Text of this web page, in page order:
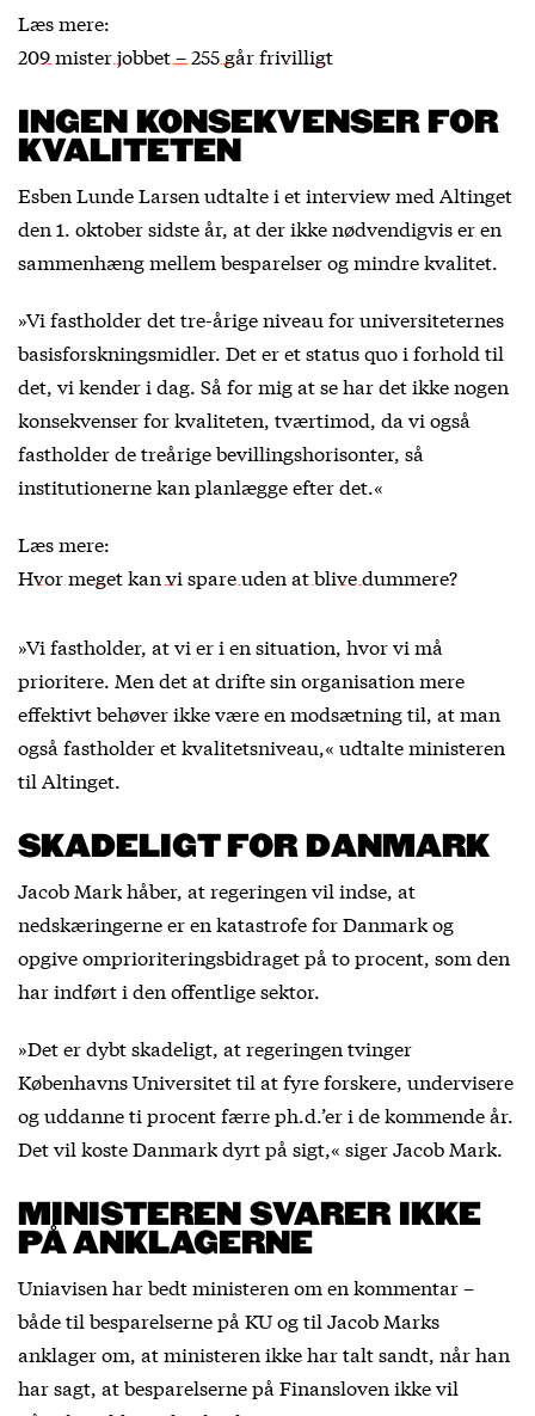
Læs mere:
209 mister jobbet – 255 går frivilligt
INGEN KONSEKVENSER FOR
KVALITETEN
Esben Lunde Larsen udtalte i et interview med Altinget
den 1. oktober sidste år, at der ikke nødvendigvis er en
sammenhæng mellem besparelser og mindre kvalitet.
»Vi fastholder det tre-årige niveau for universiteternes
basisforskningsmidler. Det er et status quo i forhold til
det, vi kender i dag. Så for mig at se har det ikke nogen
konsekvenser for kvaliteten, tværtimod, da vi også
fastholder de treårige bevillingshorisonter, så
institutionerne kan planlægge efter det.«
Læs mere:
Hvor meget kan vi spare uden at blive dummere?
»Vi fastholder, at vi er i en situation, hvor vi må
prioritere. Men det at drifte sin organisation mere
effektivt behøver ikke være en modsætning til, at man
også fastholder et kvalitetsniveau,« udtalte ministeren
til Altinget.
SKADELIGT FOR DANMARK
Jacob Mark håber, at regeringen vil indse, at
nedskæringerne er en katastrofe for Danmark og
opgive omprioriteringsbidraget på to procent, som den
har indført i den offentlige sektor.
»Det er dybt skadeligt, at regeringen tvinger
Københavns Universitet til at fyre forskere, undervisere
og uddanne ti procent færre ph.d.’er i de kommende år.
Det vil koste Danmark dyrt på sigt,« siger Jacob Mark.
MINISTEREN SVARER IKKE
PÅ ANKLAGERNE
Uniavisen har bedt ministeren om en kommentar –
både til besparelserne på KU og til Jacob Marks
anklager om, at ministeren ikke har talt sandt, når han
har sagt, at besparelserne på Finansloven ikke vil